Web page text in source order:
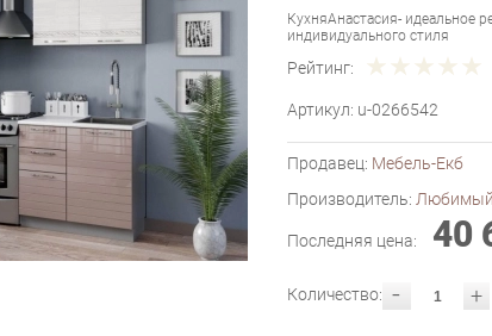
КухняАнастасия- идеальное
индивидуального стиля
Рейтинг:
Артикул: u-0266542
Продавец: Мебель-Екб
Производитель:
Последняя цена: 40
- +
Количество: